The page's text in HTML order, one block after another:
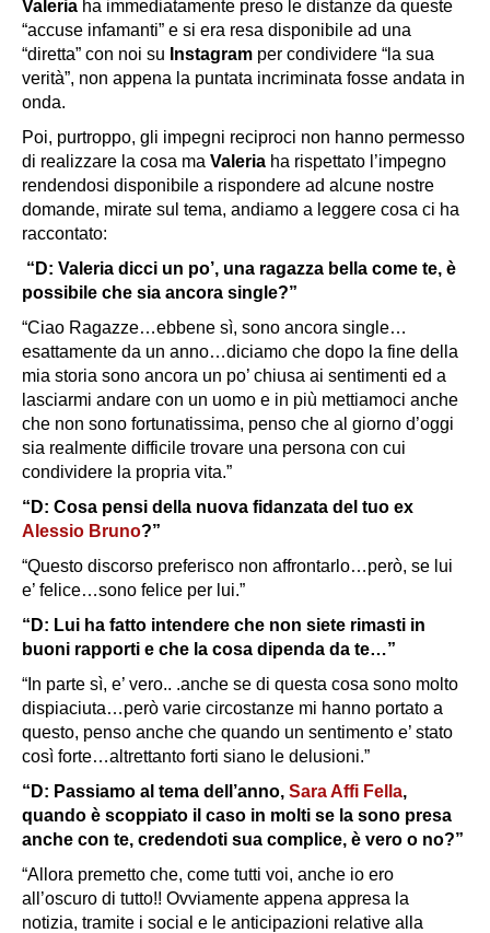
Valeria ha immediatamente preso le distanze da queste
“accuse infamanti” e si era resa disponibile ad una
“diretta” con noi su Instagram per condividere “la sua
verità”, non appena la puntata incriminata fosse andata in
onda.
Poi, purtroppo, gli impegni reciproci non hanno permesso
di realizzare la cosa ma Valeria ha rispettato l’impegno
rendendosi disponibile a rispondere ad alcune nostre
domande, mirate sul tema, andiamo a leggere cosa ci ha
raccontato:
“D: Valeria dicci un po’, una ragazza bella come te, è
possibile che sia ancora single?”
“Ciao Ragazze…ebbene sì, sono ancora single…
esattamente da un anno…diciamo che dopo la fine della
mia storia sono ancora un po’ chiusa ai sentimenti ed a
lasciarmi andare con un uomo e in più mettiamoci anche
che non sono fortunatissima, penso che al giorno d’oggi
sia realmente difficile trovare una persona con cui
condividere la propria vita.”
“D: Cosa pensi della nuova fidanzata del tuo ex
Alessio Bruno?”
“Questo discorso preferisco non affrontarlo…però, se lui
e’ felice…sono felice per lui.”
“D: Lui ha fatto intendere che non siete rimasti in
buoni rapporti e che la cosa dipenda da te…”
“In parte sì, e’ vero.. .anche se di questa cosa sono molto
dispiaciuta…però varie circostanze mi hanno portato a
questo, penso anche che quando un sentimento e’ stato
così forte…altrettanto forti siano le delusioni.”
“D: Passiamo al tema dell’anno, Sara Affi Fella,
quando è scoppiato il caso in molti se la sono presa
anche con te, credendoti sua complice, è vero o no?”
“Allora premetto che, come tutti voi, anche io ero
all’oscuro di tutto!! Ovviamente appena appresa la
notizia, tramite i social e le anticipazioni relative alla